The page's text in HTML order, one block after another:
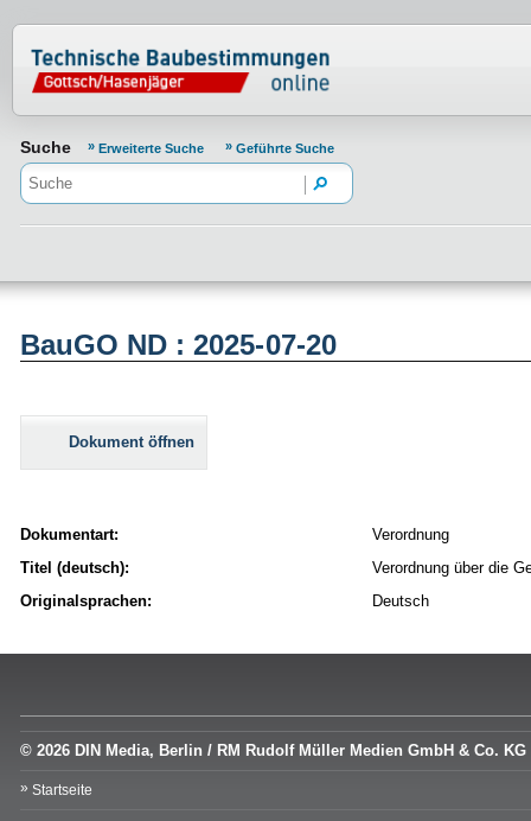
Normenportal Barrierefreiheit
Suche Erweiterte Suche Geführte Suche
BauGO ND : 2025-07-20
Dokument öffnen
Dokumentart:
Verordnung
Titel (deutsch):
Verordnung über die
Originalsprachen:
Deutsch
© 2026 DIN Media, Berlin / RM Rudolf Müller Medien GmbH & Co. KG
Startseite